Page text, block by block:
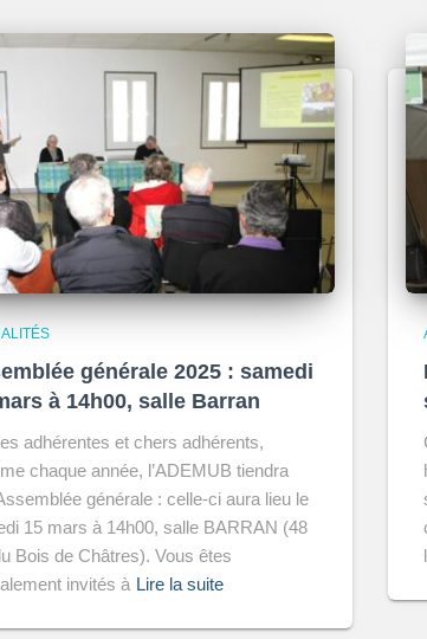
générale 2025 : samedi
à 14h00, salle Barran
adhérentes et chers adhérents,
chaque année, l’ADEMUB tiendra
générale : celle-ci aura lieu le
15 mars à 14h00, salle BARRAN (48
Bois de Châtres). Vous êtes
invités à Lire la suite